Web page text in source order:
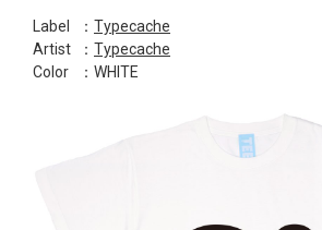
Label ： Typecache
Artist
： Typecache
Color
：WHITE